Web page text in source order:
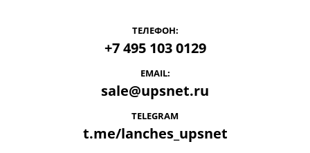
ТЕЛЕФОН:
+7 495 103 0129
EMAIL:
sale@upsnet.ru
TELEGRAM
t.me/lanches_upsnet